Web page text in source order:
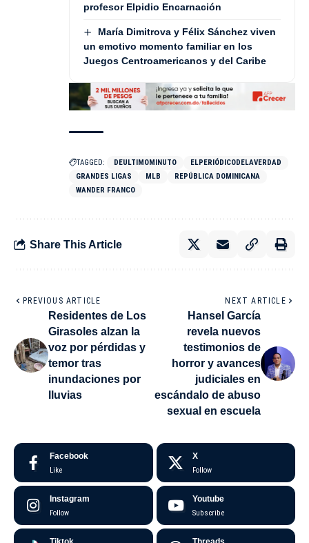
profesor Elpidio Encarnación
María Dimitrova y Félix Sánchez viven
un emotivo momento familiar en los
Juegos Centroamericanos y del Caribe
TAGGED: DEULTIMOMINUTO
ELPERIÓDICODELAVERDAD
GRANDES LIGAS
MLB
REPÚBLICA DOMINICANA
WANDER FRANCO
Share This Article
PREVIOUS ARTICLE
Residentes de Los
Girasoles alzan la
voz por pérdidas y
temor tras
inundaciones por
lluvias
NEXT ARTICLE
Hansel García
revela nuevos
testimonios de
horror y avances
judiciales en
escándalo de abuso
sexual en escuela
Facebook
Like
X
Follow
Instagram
Follow
Youtube
Subscribe